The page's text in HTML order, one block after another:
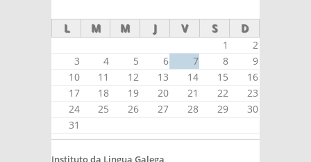
L M M J V S D
1
2
3
4 5 6 7 8
9
10
11 12 13 14 15
16
17
18 19 20 21 22
23
24
25 26 27 28 29
30
31
Instituto da Lingua Galega